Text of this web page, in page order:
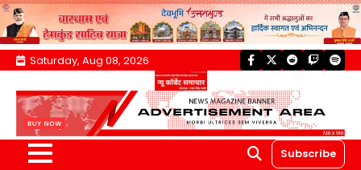
Skip
content
Saturday, Aug 08, 2026 facebook
twitterreddittwitch
Subscribe